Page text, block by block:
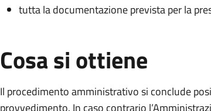
tutta la documentazione prevista per la
Cosa si ottiene
Il procedimento amministrativo si conclude
provvedimento. In caso contrario